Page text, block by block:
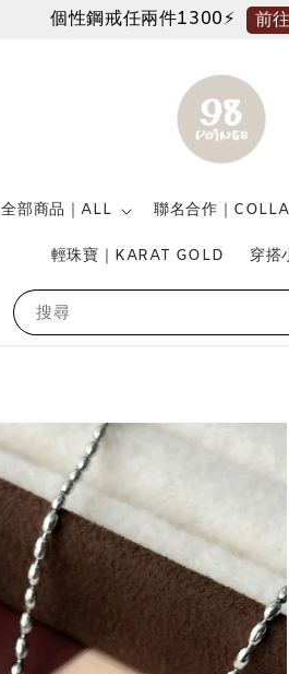
個性鋼戒任兩件1300⚡ 前
搜尋
全部商品｜ALL 聯名合作｜
輕珠寶｜KARAT GOLD 穿搭